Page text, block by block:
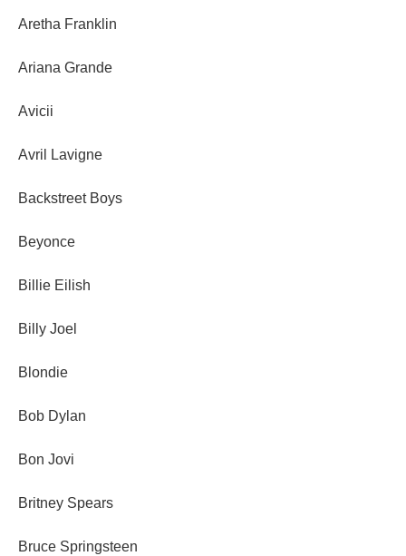
Aretha Franklin
Ariana Grande
Avicii
Avril Lavigne
Backstreet Boys
Beyonce
Billie Eilish
Billy Joel
Blondie
Bob Dylan
Bon Jovi
Britney Spears
Bruce Springsteen